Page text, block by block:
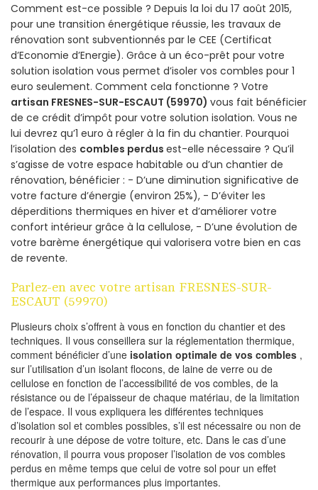
Comment est-ce possible ? Depuis la loi du 17 août 2015,
pour une transition énergétique réussie, les travaux de
rénovation sont subventionnés par le CEE (Certificat
d’Economie d’Energie). Grâce à un éco-prêt pour votre
solution isolation vous permet d’isoler vos combles pour 1
euro seulement. Comment cela fonctionne ? Votre
artisan FRESNES-SUR-ESCAUT (59970) vous fait bénéficier
de ce crédit d’impôt pour votre solution isolation. Vous ne
lui devrez qu’1 euro à régler à la fin du chantier. Pourquoi
l’isolation des combles perdus est-elle nécessaire ? Qu’il
s’agisse de votre espace habitable ou d’un chantier de
rénovation, bénéficier : - D’une diminution significative de
votre facture d’énergie (environ 25%), - D’éviter les
déperditions thermiques en hiver et d’améliorer votre
confort intérieur grâce à la cellulose, - D’une évolution de
votre barème énergétique qui valorisera votre bien en cas
de revente.
Parlez-en avec votre artisan FRESNES-SUR-
ESCAUT (59970)
Plusieurs choix s’offrent à vous en fonction du chantier et des
techniques. Il vous conseillera sur la réglementation thermique,
comment bénéficier d’une isolation optimale de vos combles ,
sur l’utilisation d’un isolant flocons, de laine de verre ou de
cellulose en fonction de l’accessibilité de vos combles, de la
résistance ou de l’épaisseur de chaque matériau, de la limitation
de l’espace. Il vous expliquera les différentes techniques
d’isolation sol et combles possibles, s’il est nécessaire ou non de
recourir à une dépose de votre toiture, etc. Dans le cas d’une
rénovation, il pourra vous proposer l’isolation de vos combles
perdus en même temps que celui de votre sol pour un effet
thermique aux performances plus importantes.